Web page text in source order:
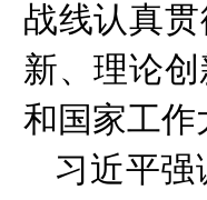
战线认真
新、理论
和国家工作
习近平